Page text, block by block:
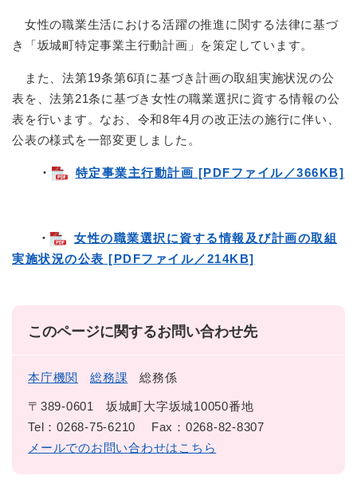
女性の職業生活における活躍の推進に関する法律に基づ
き「坂城町特定事業主行動計画」を策定しています。
また、法第19条第6項に基づき計画の取組実施状況の公
表を、法第21条に基づき女性の職業選択に資する情報の公
表を行います。なお、令和8年4月の改正法の施行に伴い、
公表の様式を一部変更しました。
・ 特定事業主行動計画 [PDFファイル／366KB]
・
女性の職業選択に資する情報及び計画の取組
実施状況の公表 [PDFファイル／214KB]
このページに関するお問い合わせ先
本庁機関 総務課 総務係
〒389-0601
坂城町大字坂城10050番地
Tel：0268-75-6210
Fax：0268-82-8307
メールでのお問い合わせはこちら